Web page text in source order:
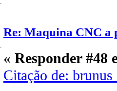
Re: Maquina CNC a
« Responder #48
Citação de: